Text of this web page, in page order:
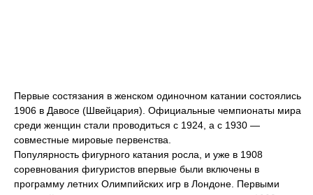
Первые состязания в женском одиночном катании состоялись
1906 в Давосе (Швейцария). Официальные чемпионаты мира
среди женщин стали проводиться с 1924, а с 1930 —
совместные мировые первенства.
Популярность фигурного катания росла, и уже в 1908
соревнования фигуристов впервые были включены в
программу летних Олимпийских игр в Лондоне. Первыми